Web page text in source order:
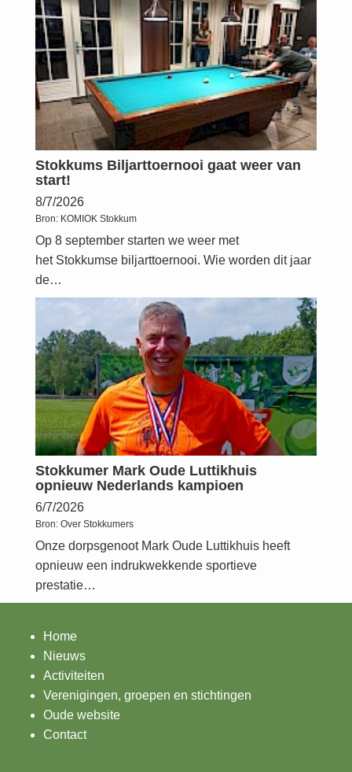
Stokkums Biljarttoernooi gaat weer van
start!
8/7/2026
Bron: KOMIOK Stokkum
Op 8 september starten we weer met
het Stokkumse biljarttoernooi. Wie worden dit jaar
de…
Stokkumer Mark Oude Luttikhuis
opnieuw Nederlands kampioen
6/7/2026
Bron: Over Stokkumers
Onze dorpsgenoot Mark Oude Luttikhuis heeft
opnieuw een indrukwekkende sportieve
prestatie…
Home
Nieuws
Activiteiten
Verenigingen, groepen en stichtingen
Oude website
Contact